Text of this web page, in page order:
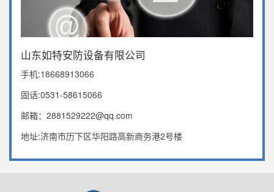
山东如特安防设备有限公司
手机:18668913066
固话:0531-58615066
邮箱：2881529222@qq.com
地址:济南市历下区华阳路高新商务港2号楼